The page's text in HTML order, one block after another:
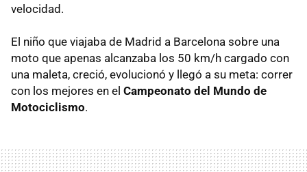
velocidad.
El niño que viajaba de Madrid a Barcelona sobre una
moto que apenas alcanzaba los 50 km/h cargado con
una maleta, creció, evolucionó y llegó a su meta: correr
con los mejores en el Campeonato del Mundo de
Motociclismo.